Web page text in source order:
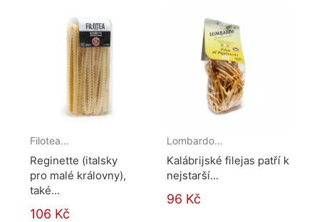
Filotea...
Reginette (italsky
pro malé královny),
také...
106 Kč
Lombardo...
Kalábrijské filejas patří k
nejstarší...
96 Kč